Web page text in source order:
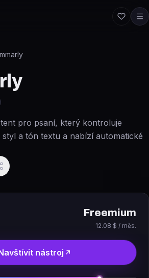
pro psaní, který kontroluje
a tón textu a nabízí automatické
Freemium
12.08 $ / měs.
nástroj